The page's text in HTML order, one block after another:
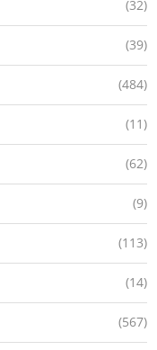
(32)
(39)
(484)
(11)
(62)
(9)
(113)
(14)
(567)